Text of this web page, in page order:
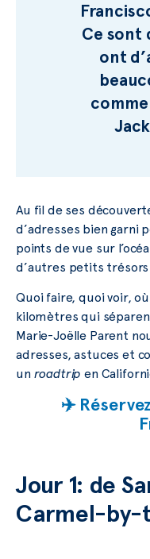
Ce sont
ont
Au fil de ses
d’adresses bien garni
points de vue sur
d’autres petits
Quoi faire, quoi voir,
kilomètres qui
Marie-Joëlle Parent
adresses, astuces et
un roadtrip en
✈️
Jour 1: de
Carmel-by-